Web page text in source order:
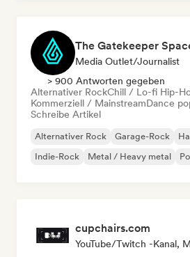
The Gatekeeper
Media Outlet/Journalist
> 900 Antworten gegeben
Alternativer RockChill / Lo-fi Hip-
Kommerziell / MainstreamDance
Schreibe Artikel
Alternativer Rock Garage-Rock
Indie-Rock
Metal / Heavy metal
cupchairs.com